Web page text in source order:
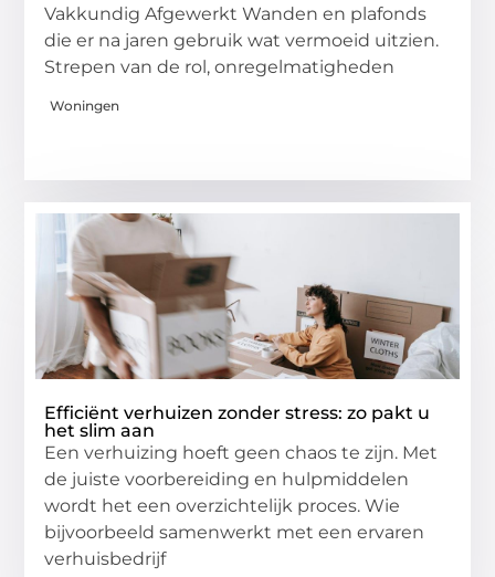
Vakkundig Afgewerkt Wanden en plafonds
die er na jaren gebruik wat vermoeid uitzien.
Strepen van de rol, onregelmatigheden
Woningen
Efficiënt verhuizen zonder stress: zo pakt u
het slim aan
Een verhuizing hoeft geen chaos te zijn. Met
de juiste voorbereiding en hulpmiddelen
wordt het een overzichtelijk proces. Wie
bijvoorbeeld samenwerkt met een ervaren
verhuisbedrijf